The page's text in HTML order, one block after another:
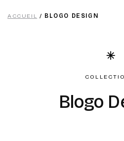
ACCUEIL / BLOGO DESIGN
C
Blogo